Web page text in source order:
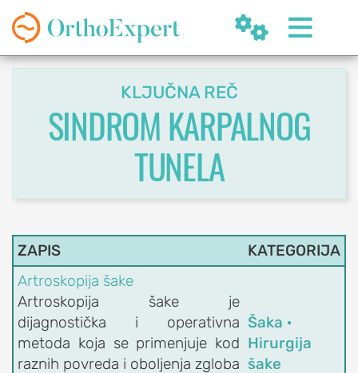
 
OrthoExpert
Beograd
(060) 032-320-8
office@orthoexpert.rs
Svetog Save 32/8,
Beograd, Srbija
KLJUČNA REČ
SINDROM KARPALNOG
TUNELA
ZAPIS
KATEGORIJA
Artroskopija šake
Artroskopija šake je
dijagnostička i operativna
metoda koja se primenjuje kod
raznih povreda i oboljenja zgloba
Šaka ·
Hirurgija
šake